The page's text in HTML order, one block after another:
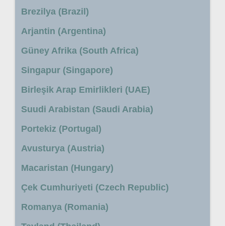
Brezilya (Brazil)
Arjantin (Argentina)
Güney Afrika (South Africa)
Singapur (Singapore)
Birleşik Arap Emirlikleri (UAE)
Suudi Arabistan (Saudi Arabia)
Portekiz (Portugal)
Avusturya (Austria)
Macaristan (Hungary)
Çek Cumhuriyeti (Czech Republic)
Romanya (Romania)